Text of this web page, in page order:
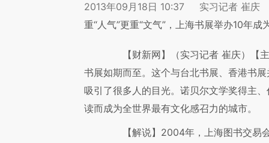
2013年09月18日 10:37
实习记者 崔庆
重“人气”更重“文气”，上海书展举办10年成
【财新网】（实习记者 崔庆）【
书展如期而至。这个与台北书展、香港书
吸引了很多人的目光。诺贝尔文学奖得主
读而成为全世界最有文化感召力的城市。
【解说】 2004年，上海图书交易